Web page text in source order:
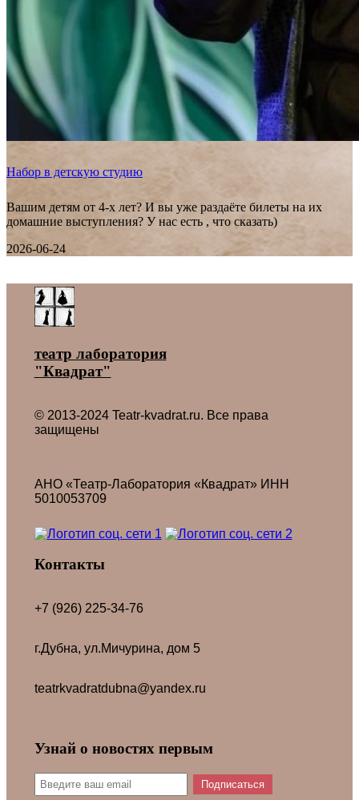
Набор в детскую студию
Вашим детям от 4-х лет? И вы уже раздаёте билеты на их
домашние выступления? У нас есть , что сказать)
2026-06-24
театр лаборатория
"Квадрат"
© 2013-2024 Teatr-kvadrat.ru. Все права
защищены
АНО «Театр-Лаборатория «Квадрат» ИНН
5010053709
Контакты
+7 (926) 225-34-76
г.Дубна, ул.Мичурина, дом 5
teatrkvadratdubna@yandex.ru
Узнай о новостях первым
Подписаться